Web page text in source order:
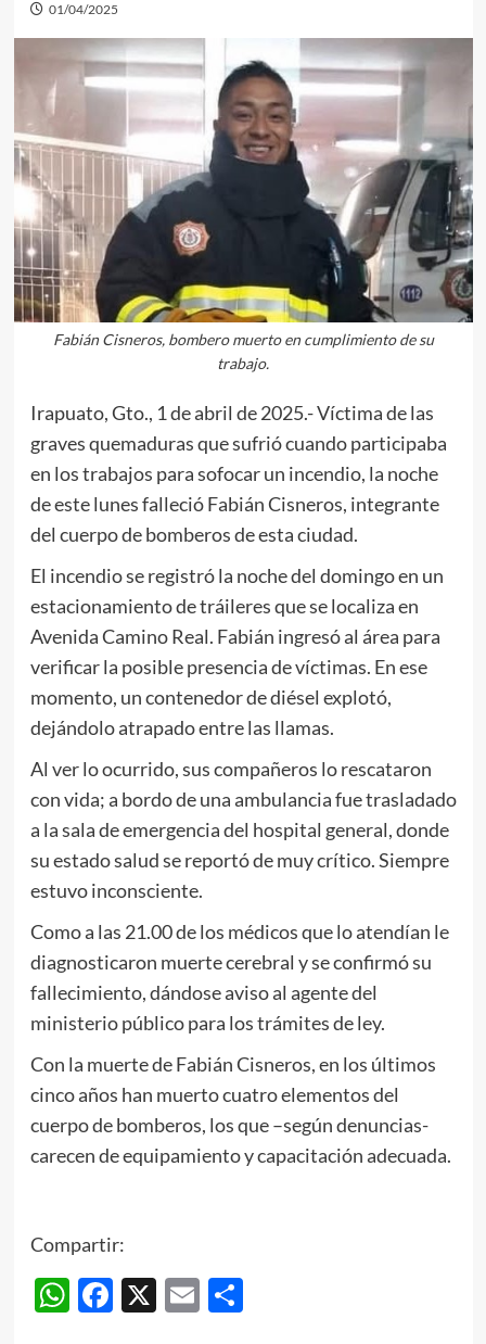
01/04/2025
Fabián Cisneros, bombero muerto en cumplimiento de su
trabajo.
Irapuato, Gto., 1 de abril de 2025.- Víctima de las
graves quemaduras que sufrió cuando participaba
en los trabajos para sofocar un incendio, la noche
de este lunes falleció Fabián Cisneros, integrante
del cuerpo de bomberos de esta ciudad.
El incendio se registró la noche del domingo en un
estacionamiento de tráileres que se localiza en
Avenida Camino Real. Fabián ingresó al área para
verificar la posible presencia de víctimas. En ese
momento, un contenedor de diésel explotó,
dejándolo atrapado entre las llamas.
Al ver lo ocurrido, sus compañeros lo rescataron
con vida; a bordo de una ambulancia fue trasladado
a la sala de emergencia del hospital general, donde
su estado salud se reportó de muy crítico. Siempre
estuvo inconsciente.
Como a las 21.00 de los médicos que lo atendían le
diagnosticaron muerte cerebral y se confirmó su
fallecimiento, dándose aviso al agente del
ministerio público para los trámites de ley.
Con la muerte de Fabián Cisneros, en los últimos
cinco años han muerto cuatro elementos del
cuerpo de bomberos, los que –según denuncias-
carecen de equipamiento y capacitación adecuada.
Compartir:
WhatsApp
Facebook
X EmailCompartir